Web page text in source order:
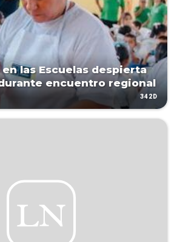
en las Escuelas despierta
encuentro regional
342D